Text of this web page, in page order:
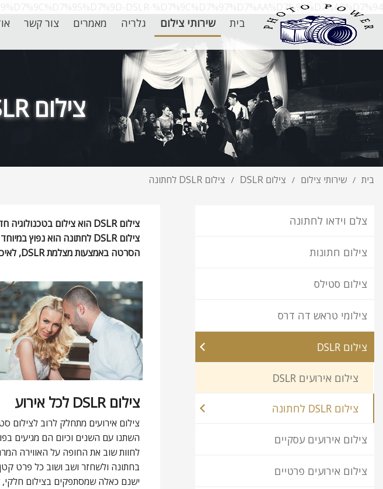
DSLR-%D7%9C%D7%97%D7%AA%D7%95%D7%A0%D7%94/
בית שירותי צילום גלריה מאמרים צור קשר
צילום DSLR לחתונה
בית / שירותי צילום / צילום DSLR / צילום DSLR לחתונה
צלם וידאו לחתונה
צילום חתונות
צילום סטילס
צילומי טראש דה דרס
צילום DSLR
צילום אירועים DSLR
צילום DSLR לחתונה
צילום אירועים עסקיים
צילום אירועים פרטיים
צילוםDSLR הוא צילום בטכנולוגיה
צילוםDSLR לחתונה הוא נפוץ
הסרטה באמצעות מצלמתDSLR
,
צילום DSLR לכל אירוע
צילום אירועים מתחלק לרוב לצילום
השתנו עם השנים וכיום הם מגיעים
לחוות שוב את החופה על האווירה
בחתונה ולשחזר ושב ושוב כל פרט
ישנם כאלה שמסתפקים בצילום חלקי,